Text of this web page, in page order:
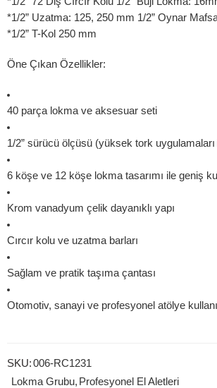
*1/2” Uzatma: 125, 250 mm 1/2” Oynar
*1/2” T-Kol 250 mm
Öne Çıkan Özellikler:
40 parça lokma ve aksesuar seti
1/2” sürücü ölçüsü (yüksek tork uygulamaları
6 köşe ve 12 köşe lokma tasarımı ile geniş
Krom vanadyum çelik dayanıklı yapı
Cırcır kolu ve uzatma barları
Sağlam ve pratik taşıma çantası
Otomotiv, sanayi ve profesyonel atölye
SKU:006-RC1231
Lokma Grubu, Profesyonel El Aletleri